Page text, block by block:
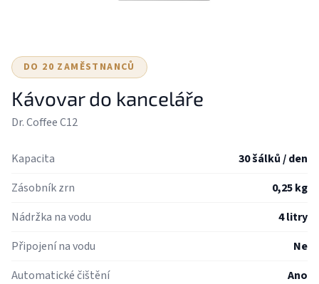
DO 20 ZAMĚSTNANCŮ
Kávovar do kanceláře
Dr. Coffee C12
Kapacita
30 šálků / den
Zásobník zrn
0,25 kg
Nádržka na vodu
4 litry
Připojení na vodu
Ne
Automatické čištění
Ano